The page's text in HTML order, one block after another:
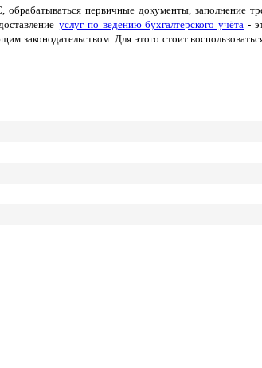
первичные документы, заполнение
услуг по ведению бухгалтерского учёта -
законодательством. Для этого стоит